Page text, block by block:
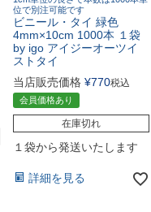
位で別注可能です
ビニール・タイ 緑色
4mm×10cm 1000本 １袋
by igo アイジーオーツイ
ストタイ
当店販売価格 ¥770税込
会員価格あり
在庫切れ
１袋から発送いたします
詳細を見る